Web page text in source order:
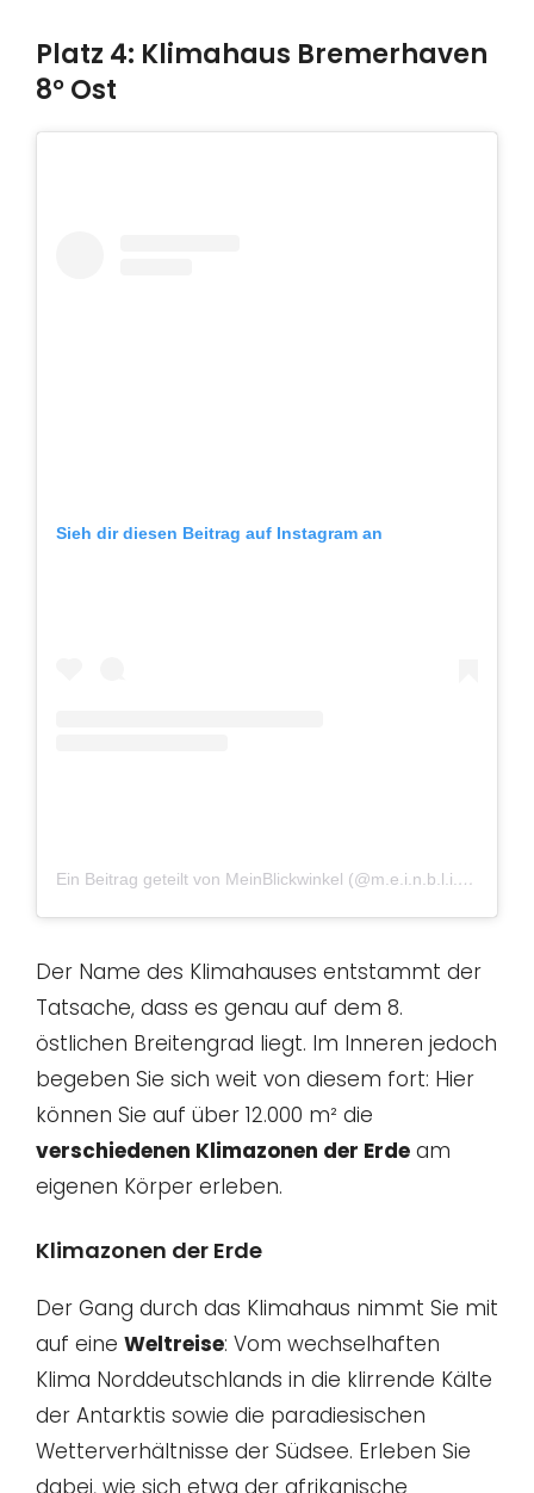
Platz 4: Klimahaus Bremerhaven
8° Ost
Sieh dir diesen Beitrag auf Instagram an
Ein Beitrag geteilt von MeinBlickwinkel (@m.e.i.n.b.l.i.c.k.w.i.n.k.e.l)
Der Name des Klimahauses entstammt der
Tatsache, dass es genau auf dem 8.
östlichen Breitengrad liegt. Im Inneren jedoch
begeben Sie sich weit von diesem fort: Hier
können Sie auf über 12.000 m² die
verschiedenen Klimazonen der Erde am
eigenen Körper erleben.
Klimazonen der Erde
Der Gang durch das Klimahaus nimmt Sie mit
auf eine Weltreise: Vom wechselhaften
Klima Norddeutschlands in die klirrende Kälte
der Antarktis sowie die paradiesischen
Wetterverhältnisse der Südsee. Erleben Sie